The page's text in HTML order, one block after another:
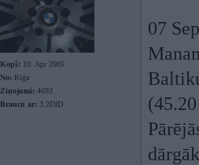
Kopš: 10. Apr 2005
No: Rīga
Ziņojumi: 4693
Braucu ar: 3.2DID
07